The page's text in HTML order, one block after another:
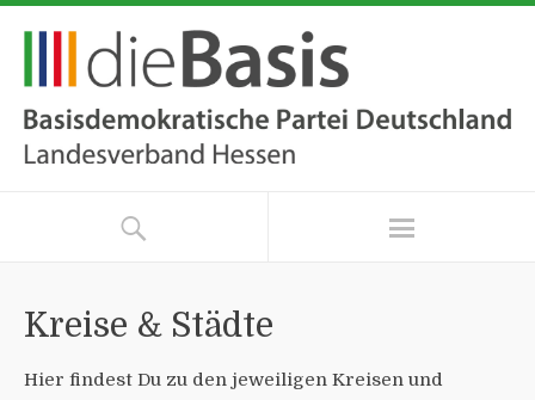
Kreise & Städte
Hier findest Du zu den jeweiligen Kreisen und